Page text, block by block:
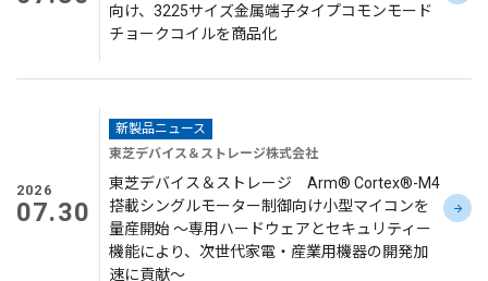
向け、3225サイズ金属端子タイプコモンモード
チョークコイルを商品化
2026
07.30
新製品ニュース
東芝デバイス＆ストレージ株式会社
東芝デバイス＆ストレージ Arm® Cortex®-M4
搭載シングルモーター制御向け小型マイコンを
量産開始 ～専用ハードウェアとセキュリティー
機能により、次世代家電・産業用機器の開発加
速に貢献～